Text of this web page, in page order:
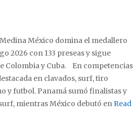
México domina el medallero
2026 con 133 preseas y sigue
Colombia y Cuba. En competencias
en clavados, surf, tiro
y futbol. Panamá sumó finalistas y
mientras México debutó en Read